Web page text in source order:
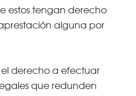
estos tengan derecho
alguna por
el derecho a efectuar
que redunden